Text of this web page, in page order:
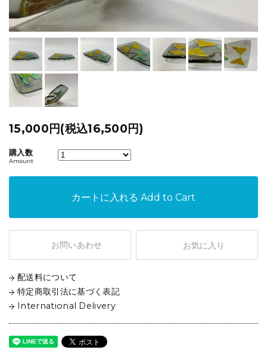
15,000円(税込16,500円)
購入数
Amount
カートに入れる Add to Cart
お問いあわせ お気に入り
配送料について
特定商取引法に基づく表記
International Delivery